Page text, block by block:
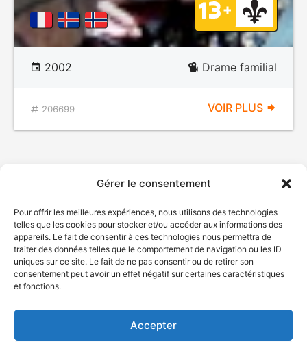
Gérer le consentement
Pour offrir les meilleures expériences, nous utilisons des technologies
telles que les cookies pour stocker et/ou accéder aux informations des
appareils. Le fait de consentir à ces technologies nous permettra de
traiter des données telles que le comportement de navigation ou les ID
uniques sur ce site. Le fait de ne pas consentir ou de retirer son
consentement peut avoir un effet négatif sur certaines caractéristiques
et fonctions.
Accepter
2002 Drame familial
206699 VOIR PLUS
© Gouvernement du Québec, 2026
Plan du site
Accessibilité